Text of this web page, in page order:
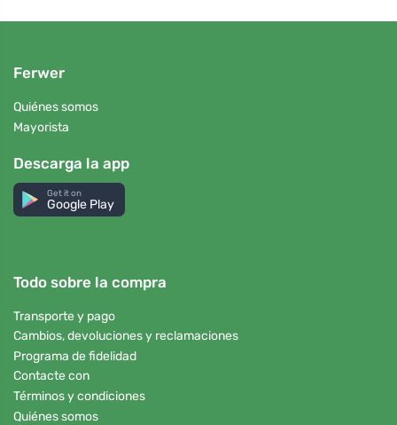
Ferwer
Quiénes somos
Mayorista
Descarga la app
Get it on
Google Play
Todo sobre la compra
Transporte y pago
Cambios, devoluciones y reclamaciones
Programa de fidelidad
Contacte con
Términos y condiciones
Quiénes somos